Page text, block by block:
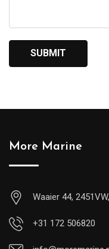
More Marine
Waaier 44,
+31 172 506820